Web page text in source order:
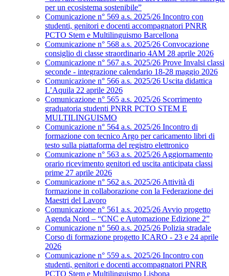
per un ecosistema sostenibile”
Comunicazione n° 569 a.s. 2025/26 Incontro con
studenti, genitori e docenti accompagnatori PNRR
PCTO Stem e Multilinguismo Barcellona
Comunicazione n° 568 a.s. 2025/26 Convocazione
consiglio di classe straordinario 4AM 28 aprile 2026
Comunicazione n° 567 a.s. 2025/26 Prove Invalsi classi
seconde - integrazione calendario 18-28 maggio 2026
Comunicazione n° 566 a.s. 2025/26 Uscita didattica
L’Aquila 22 aprile 2026
Comunicazione n° 565 a.s. 2025/26 Scorrimento
graduatoria studenti PNRR PCTO STEM E
MULTILINGUISMO
Comunicazione n° 564 a.s. 2025/26 Incontro di
formazione con tecnico Argo per caricamento libri di
testo sulla piattaforma del registro elettronico
Comunicazione n° 563 a.s. 2025/26 Aggiornamento
orario ricevimento genitori ed uscita anticipata classi
prime 27 aprile 2026
Comunicazione n° 562 a.s. 2025/26 Attività di
formazione in collaborazione con la Federazione dei
Maestri del Lavoro
Comunicazione n° 561 a.s. 2025/26 Avvio progetto
Agenda Nord – “CNC e Automazione Edizione 2”
Comunicazione n° 560 a.s. 2025/26 Polizia stradale
Corso di formazione progetto ICARO - 23 e 24 aprile
2026
Comunicazione n° 559 a.s. 2025/26 Incontro con
studenti, genitori e docenti accompagnatori PNRR
PCTO Stem e Multilinguismo Lisbona